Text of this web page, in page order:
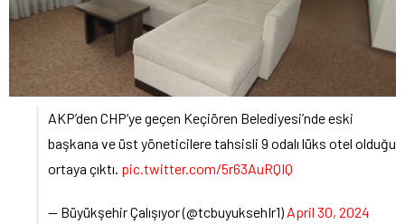
AKP’den CHP’ye geçen Keçiören Belediyesi’nde eski
başkana ve üst yöneticilere tahsisli 9 odalı lüks otel olduğu
ortaya çıktı. pic.twitter.com/5r63AuRQIQ
— Büyükşehir Çalışıyor (@tcbuyuksehIr1) April 30, 2024